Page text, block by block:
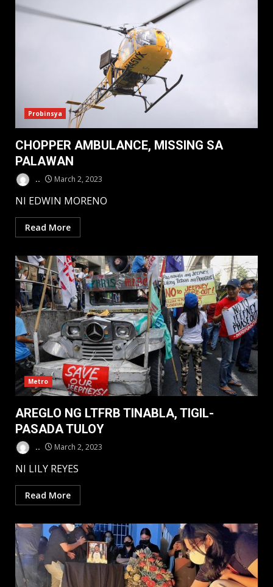
Probinsya
CHOPPER AMBULANCE, MISSING SA
PALAWAN
.. March 2, 2023
NI EDWIN MORENO
Read More
Metro
AREGLO NG LTFRB TINABLA, TIGIL-
PASADA TULOY
.. March 2, 2023
NI LILY REYES
Read More